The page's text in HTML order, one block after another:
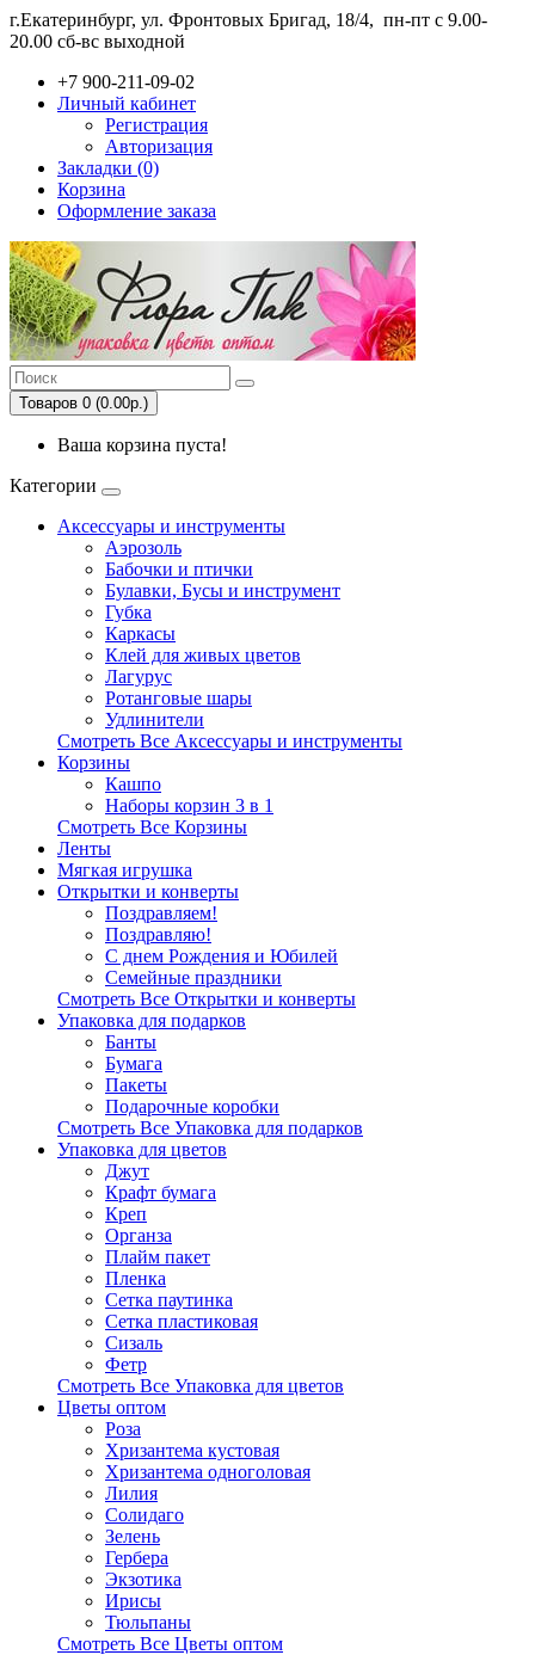
г.Екатеринбург, ул. Фронтовых Бригад, 18/4, пн-пт с 9.00-
20.00 сб-вс выходной
+7 900-211-09-02
Личный кабинет
Регистрация
Авторизация
Закладки (0)
Корзина
Оформление заказа
Товаров 0 (0.00р.)
Ваша корзина пуста!
Категории
Аксессуары и инструменты
Аэрозоль
Бабочки и птички
Булавки, Бусы и инструмент
Губка
Каркасы
Клей для живых цветов
Лагурус
Ротанговые шары
Удлинители
Смотреть Все Аксессуары и инструменты
Корзины
Кашпо
Наборы корзин 3 в 1
Смотреть Все Корзины
Ленты
Мягкая игрушка
Открытки и конверты
Поздравляем!
Поздравляю!
С днем Рождения и Юбилей
Семейные праздники
Смотреть Все Открытки и конверты
Упаковка для подарков
Банты
Бумага
Пакеты
Подарочные коробки
Смотреть Все Упаковка для подарков
Упаковка для цветов
Джут
Крафт бумага
Креп
Органза
Плайм пакет
Пленка
Сетка паутинка
Сетка пластиковая
Сизаль
Фетр
Смотреть Все Упаковка для цветов
Цветы оптом
Роза
Хризантема кустовая
Хризантема одноголовая
Лилия
Солидаго
Зелень
Гербера
Экзотика
Ирисы
Тюльпаны
Смотреть Все Цветы оптом